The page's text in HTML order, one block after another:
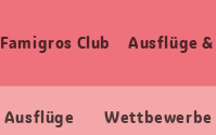
Haupt
Famigros Club Ausflüge
Ausflüge Wettbewerbe